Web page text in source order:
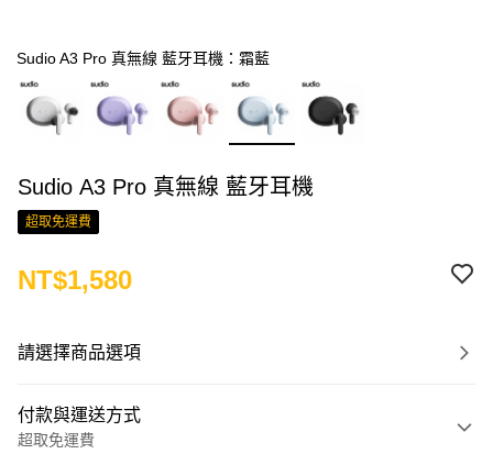
Sudio A3 Pro 真無線 藍牙耳機：霜藍
Sudio A3 Pro 真無線 藍牙耳機
超取免運費
NT$1,580
請選擇商品選項
付款與運送方式
超取免運費